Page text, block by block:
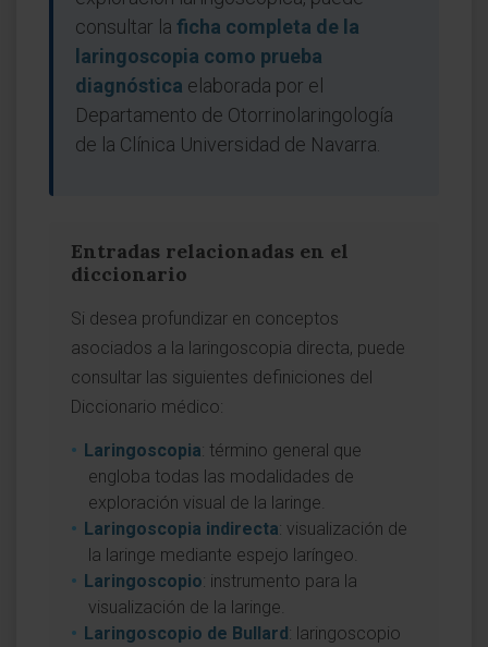
consultar la ficha completa de la
laringoscopia como prueba
diagnóstica elaborada por el
Departamento de Otorrinolaringología
de la Clínica Universidad de Navarra.
Entradas relacionadas en el
diccionario
Si desea profundizar en conceptos
asociados a la laringoscopia directa, puede
consultar las siguientes definiciones del
Diccionario médico:
Laringoscopia: término general que
engloba todas las modalidades de
exploración visual de la laringe.
Laringoscopia indirecta: visualización de
la laringe mediante espejo laríngeo.
Laringoscopio: instrumento para la
visualización de la laringe.
Laringoscopio de Bullard: laringoscopio